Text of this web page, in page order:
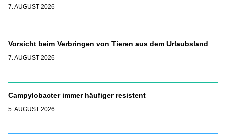
7. AUGUST 2026
Vorsicht beim Verbringen von Tieren aus dem Urlaubsland
7. AUGUST 2026
Campylobacter immer häufiger resistent
5. AUGUST 2026